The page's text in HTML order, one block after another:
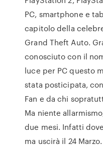
PC, smartphone e
capitolo della
Grand Theft Auto.
conosciuto con il
luce per PC questo
stata posticipata,
Fan e da chi
Ma niente
due mesi. Infatti
ma uscirà il 24